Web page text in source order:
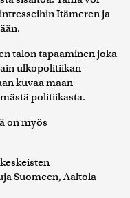
Itämeren ja
talon tapaaminen joka
ulkopolitiikan
kuvaa maan
politiikasta.
on myös
Suomeen, Aaltola